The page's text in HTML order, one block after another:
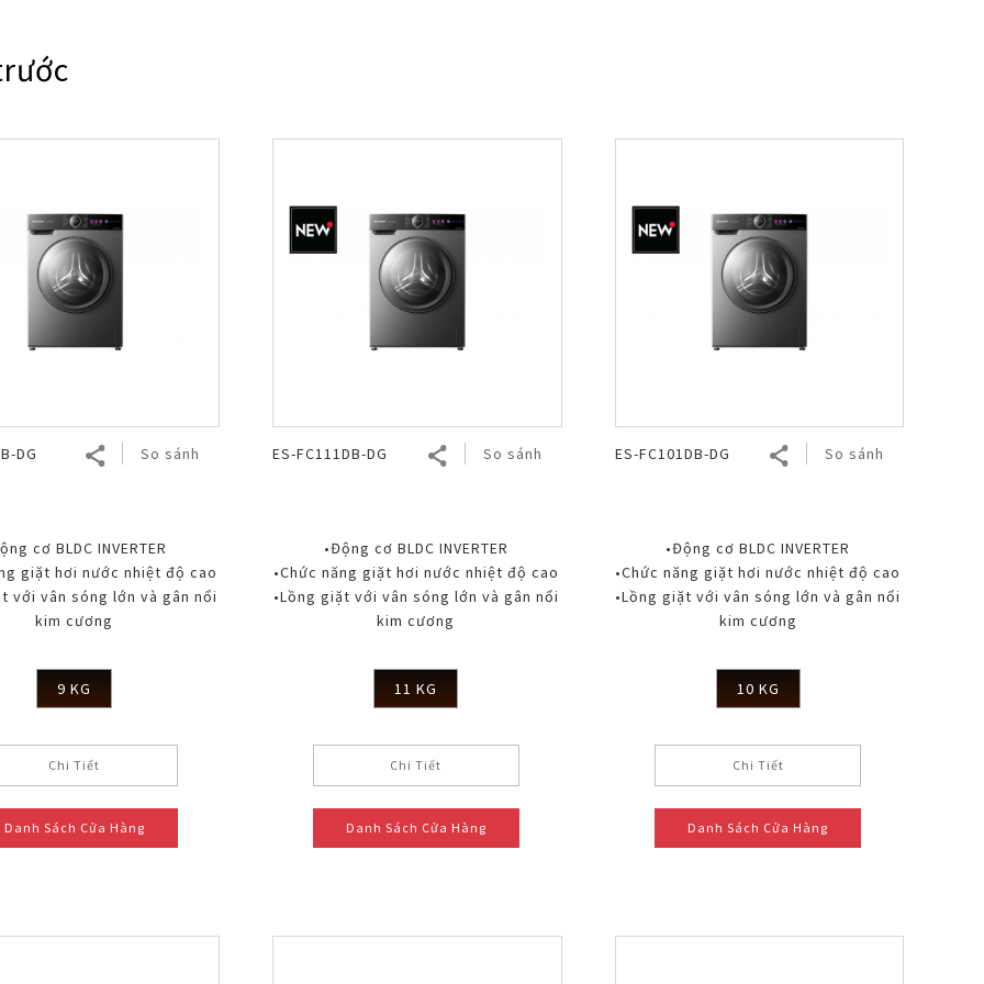
DG So sánh
cơ BLDC INVERTER
giặt hơi nước nhiệt độ cao
với vân sóng lớn và gân nổi
kim cương
9 KG
Chi Tiết
Danh Sách Cửa Hàng
ES-FC111DB-DG So sánh
•Động cơ BLDC INVERTER
•Chức năng giặt hơi nước nhiệt độ cao
•Lồng giặt với vân sóng lớn và gân nổi
kim cương
11 KG
Chi Tiết
Danh Sách Cửa Hàng
ES-FC101DB-DG So sánh
•Động cơ BLDC INVERTER
•Chức năng giặt hơi nước nhiệt độ cao
•Lồng giặt với vân sóng lớn và gân nổi
kim cương
10 KG
Chi Tiết
Danh Sách Cửa Hàng